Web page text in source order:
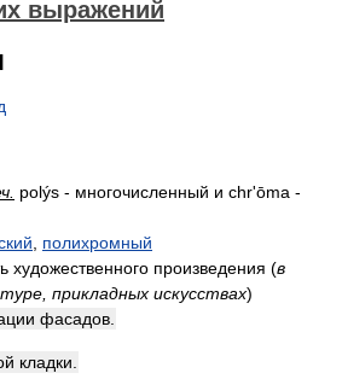
выражений
polýs - многочисленный и chr'ōma -
полихромный
художественного произведения (в
прикладных искусствах)
фасадов.
кладки.